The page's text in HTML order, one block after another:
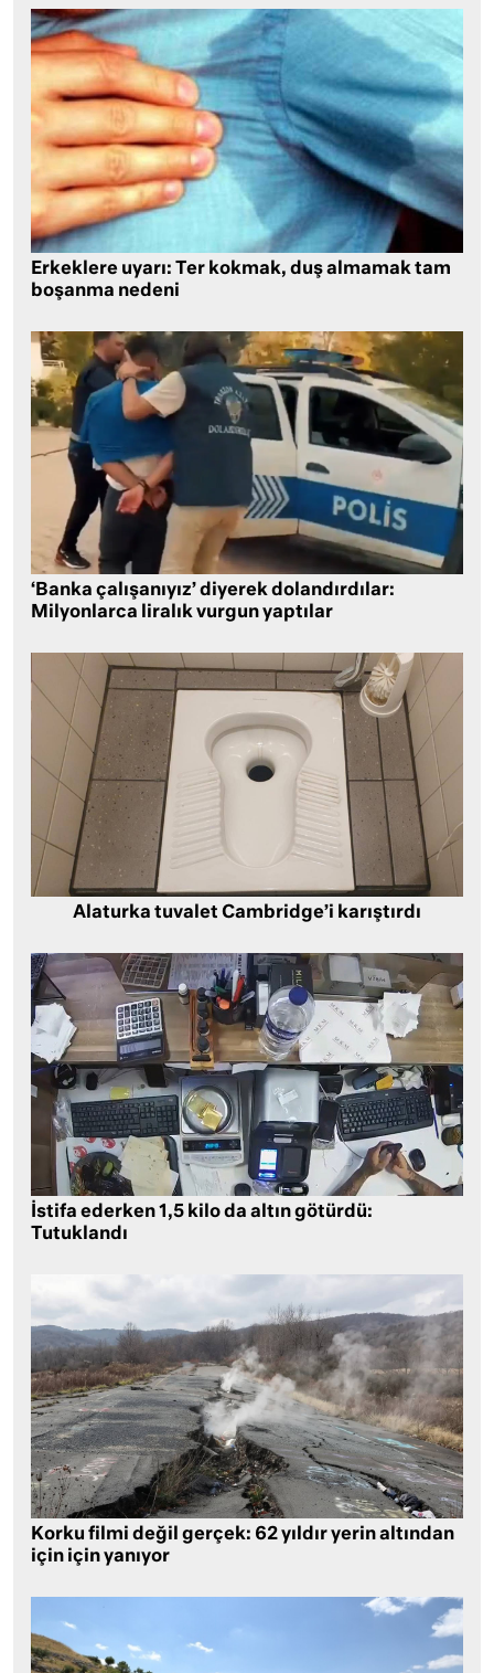
Erkeklere uyarı: Ter kokmak, duş almamak tam
boşanma nedeni
‘Banka çalışanıyız’ diyerek dolandırdılar:
Milyonlarca liralık vurgun yaptılar
Alaturka tuvalet Cambridge’i karıştırdı
İstifa ederken 1,5 kilo da altın götürdü:
Tutuklandı
Korku filmi değil gerçek: 62 yıldır yerin altından
için için yanıyor